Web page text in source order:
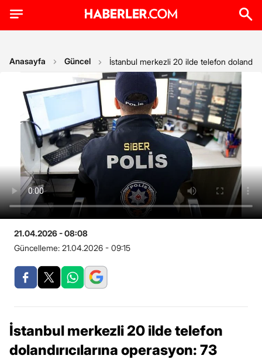
Anasayfa Güncel İstanbul merkezli 20 ilde telefon
21.04.2026 - 08:08
Güncelleme: 21.04.2026 - 09:15
İstanbul merkezli 20 ilde telefon
dolandırıcılarına operasyon: 73